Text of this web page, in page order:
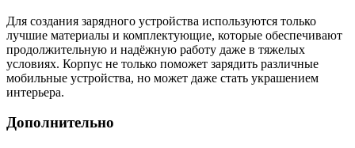
Для создания зарядного устройства используются только
лучшие материалы и комплектующие, которые обеспечивают
продолжительную и надёжную работу даже в тяжелых
условиях. Корпус не только поможет зарядить различные
мобильные устройства, но может даже стать украшением
интерьера.
Дополнительно